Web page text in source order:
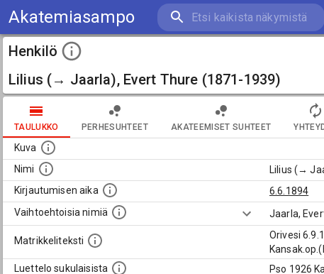
Akatemiasampo
Henkilö
Lilius (→ Jaarla), Evert Thure (1871-1939)
TAULUKKO PERHESUHTEET AKATEEMISET SUHTEET
Kuva
Nimi
Lilius (→
Kirjautumisen aika
6.6.1894
Vaihtoehtoisia nimiä
Jaarla,
Matrikkeliteksti
Orivesi
Luettelo sukulaisista
Pso 1926